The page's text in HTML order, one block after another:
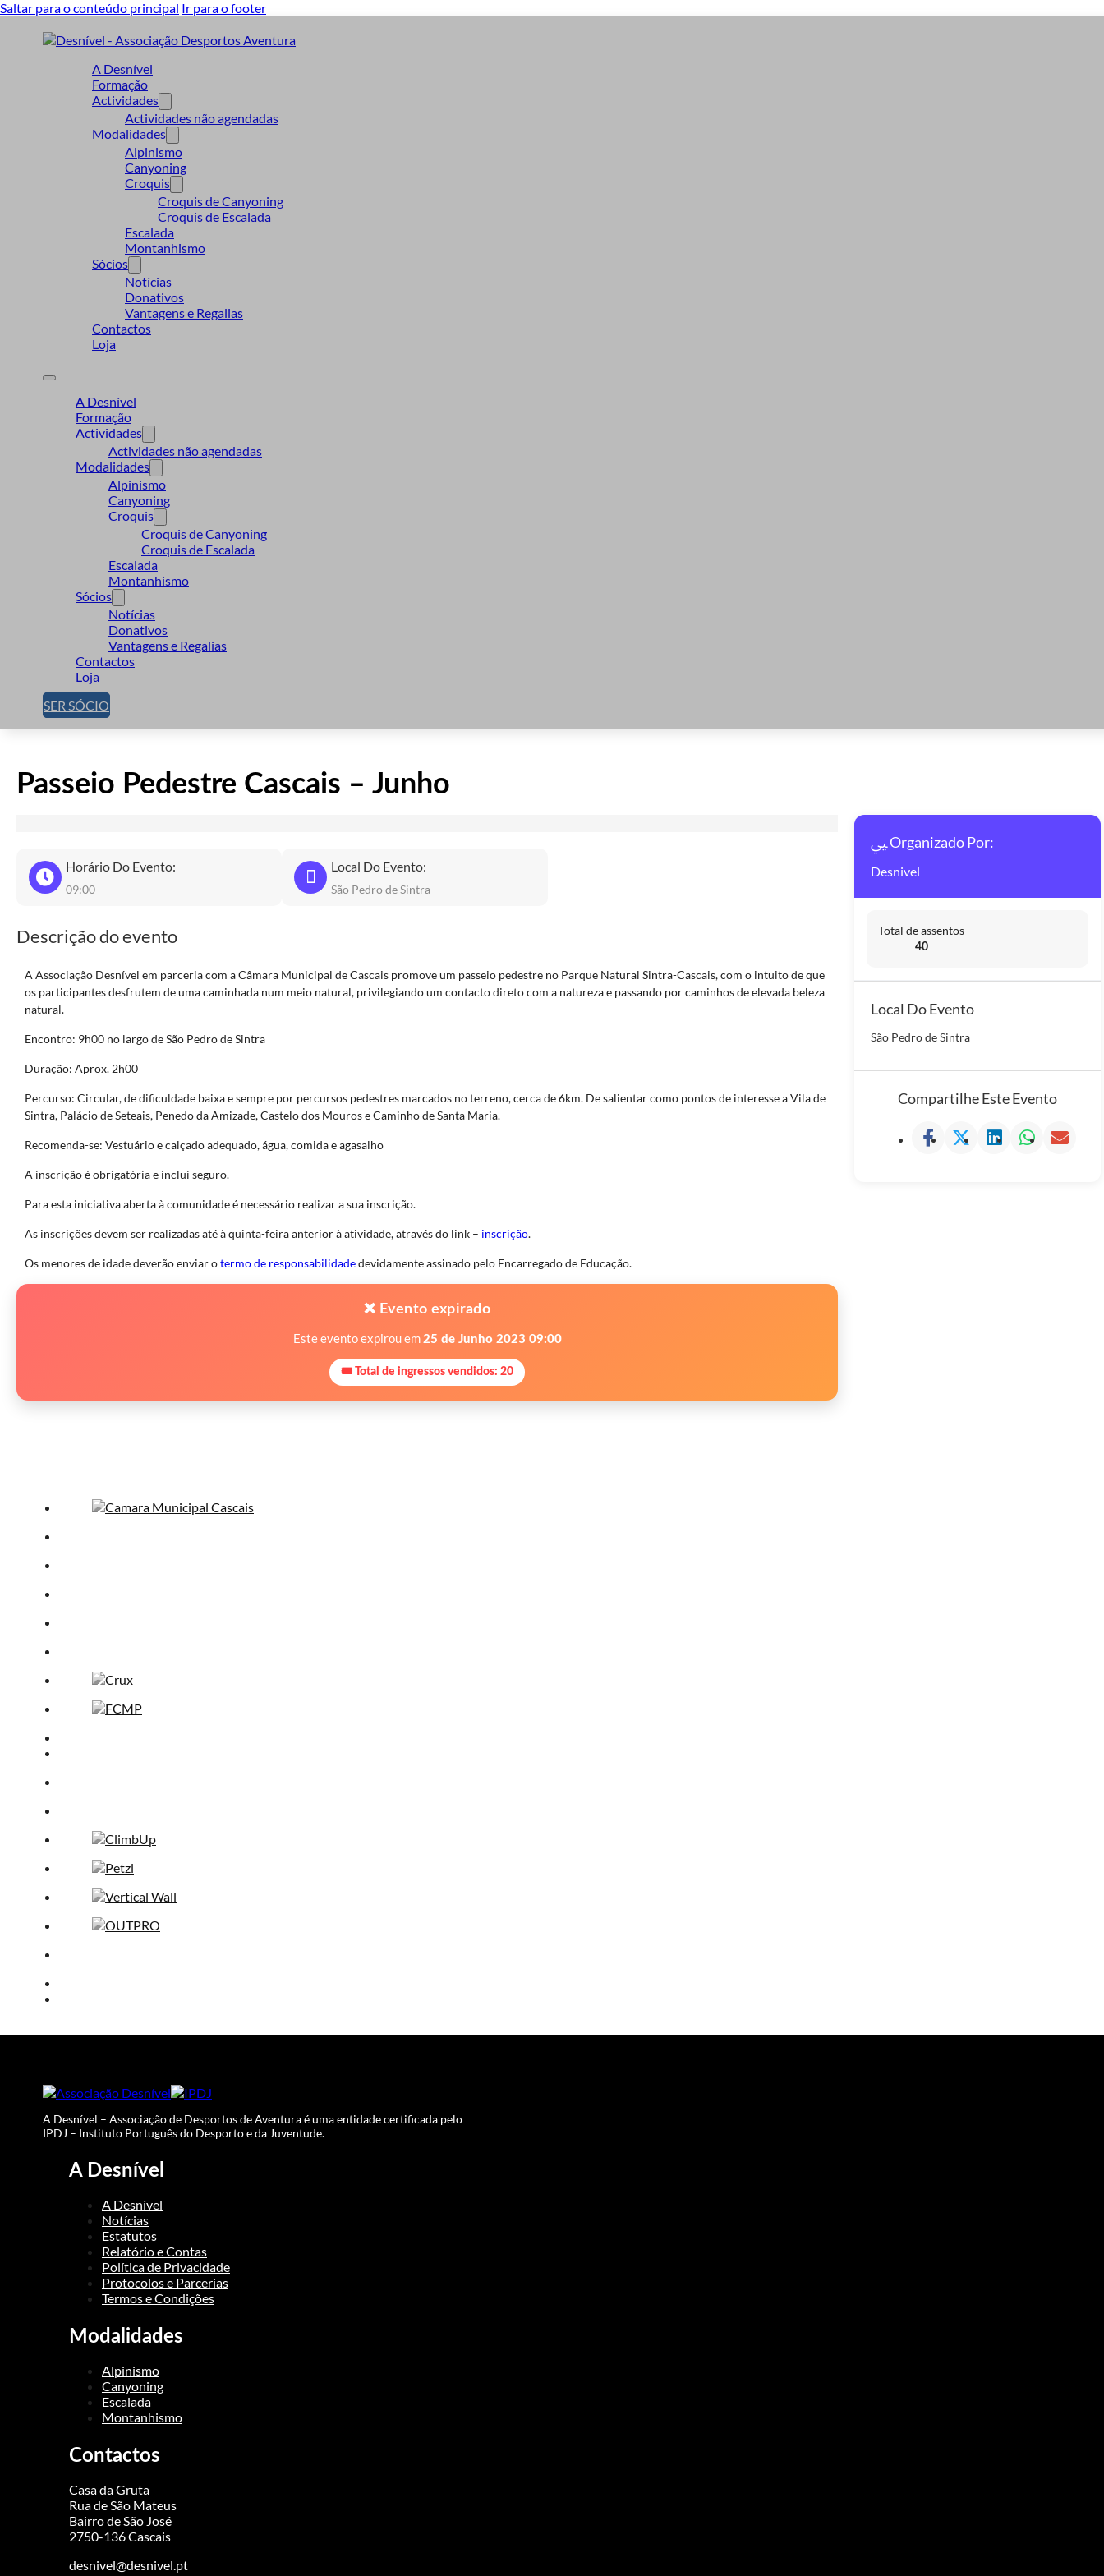
Saltar para o conteúdo principal Ir para o footer
A Desnível
Formação
Actividades
Actividades não agendadas
Modalidades
Alpinismo
Canyoning
Croquis
Croquis de Canyoning
Croquis de Escalada
Escalada
Montanhismo
Sócios
Notícias
Donativos
Vantagens e Regalias
Contactos
Loja
A Desnível
Formação
Actividades
Actividades não agendadas
Modalidades
Alpinismo
Canyoning
Croquis
Croquis de Canyoning
Croquis de Escalada
Escalada
Montanhismo
Sócios
Notícias
Donativos
Vantagens e Regalias
Contactos
Loja
SER SÓCIO
Passeio Pedestre Cascais – Junho
Horário Do Evento:
09:00
Local Do Evento:
São Pedro de Sintra
Descrição do evento
A Associação Desnível em parceria com a Câmara Municipal de Cascais promove um passeio pedestre no Parque Natural Sintra-Cascais, com o intuito de que
os participantes desfrutem de uma caminhada num meio natural, privilegiando um contacto direto com a natureza e passando por caminhos de elevada beleza
natural.
Encontro: 9h00 no largo de São Pedro de Sintra
Duração: Aprox. 2h00
Percurso: Circular, de dificuldade baixa e sempre por percursos pedestres marcados no terreno, cerca de 6km. De salientar como pontos de interesse a Vila de
Sintra, Palácio de Seteais, Penedo da Amizade, Castelo dos Mouros e Caminho de Santa Maria.
Recomenda-se: Vestuário e calçado adequado, água, comida e agasalho
A inscrição é obrigatória e inclui seguro.
Para esta iniciativa aberta à comunidade é necessário realizar a sua inscrição.
As inscrições devem ser realizadas até à quinta-feira anterior à atividade, através do link – inscrição.
Os menores de idade deverão enviar otermo de responsabilidadedevidamente assinado pelo Encarregado de Educação.
❌ Evento expirado
Este evento expirou em 25 de Junho 2023 09:00
🎟 Total de ingressos vendidos: 20
Organizado Por:
Desnivel
Total de assentos
40
Local Do Evento
São Pedro de Sintra
Compartilhe Este Evento
A Desnível – Associação de Desportos de Aventura é uma entidade certificada pelo
IPDJ – Instituto Português do Desporto e da Juventude.
A Desnível
A Desnível
Notícias
Estatutos
Relatório e Contas
Política de Privacidade
Protocolos e Parcerias
Termos e Condições
Modalidades
Alpinismo
Canyoning
Escalada
Montanhismo
Contactos
Casa da Gruta
Rua de São Mateus
Bairro de São José
2750-136 Cascais
desnivel@desnivel.pt